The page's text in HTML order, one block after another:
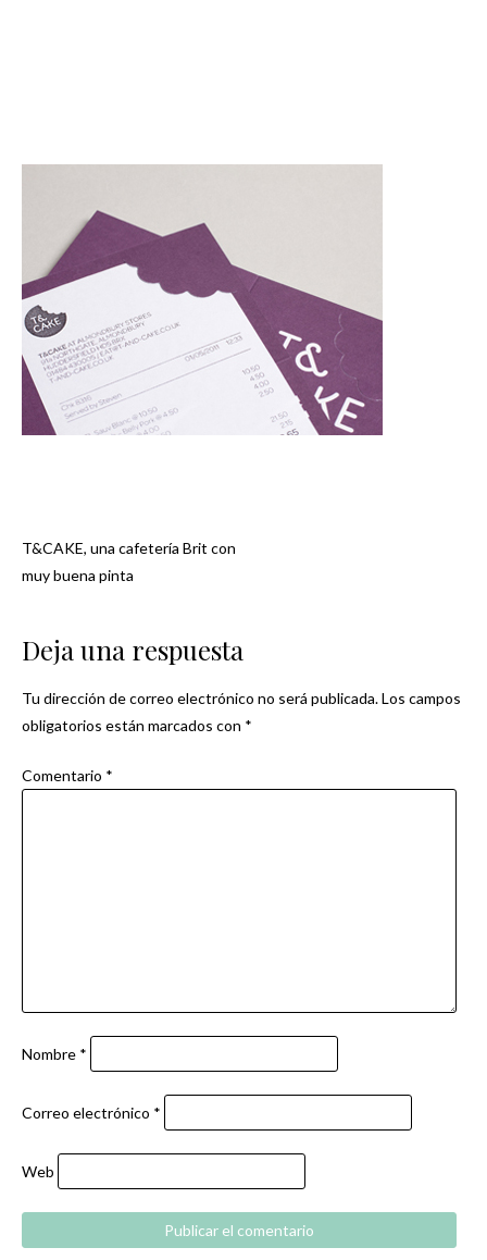
Navegación
T&CAKE, una cafetería Brit con
muy buena pinta
Deja una respuesta
Tu dirección de correo electrónico no será publicada.Los campos
obligatorios están marcados con *
Comentario *
Nombre *
Correo electrónico *
Web